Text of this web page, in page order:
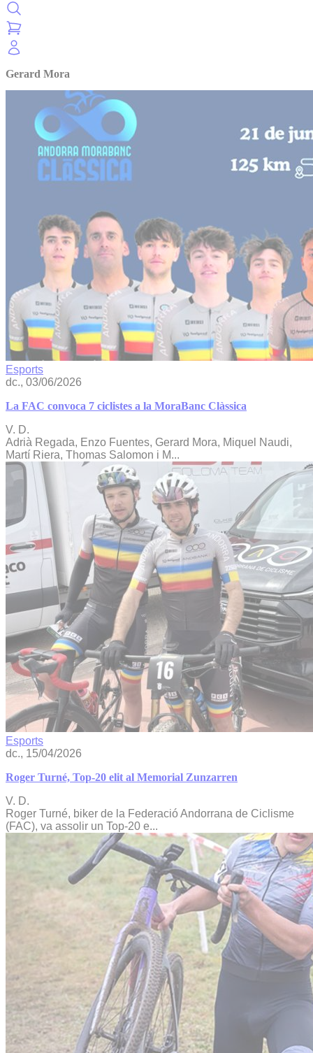
Gerard Mora
Esports
dc., 03/06/2026
La FAC convoca 7 ciclistes a la MoraBanc Clàssica
V. D.
Adrià Regada, Enzo Fuentes, Gerard Mora, Miquel Naudi,
Martí Riera, Thomas Salomon i M...
Esports
dc., 15/04/2026
Roger Turné, Top-20 elit al Memorial Zunzarren
V. D.
Roger Turné, biker de la Federació Andorrana de Ciclisme
(FAC), va assolir un Top-20 e...